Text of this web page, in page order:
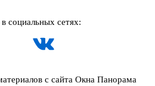
социальных сетях:
с сайта Окна Панорама